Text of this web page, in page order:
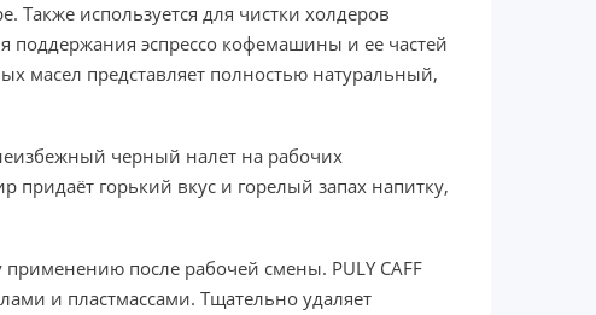
используется для чистки холдеров
эспрессо кофемашины и ее частей
масел представляет полностью натуральный,
черный налет на рабочих
горький вкус и горелый запах напитку,
после рабочей смены. PULY CAFF
и пластмассами. Тщательно удаляет